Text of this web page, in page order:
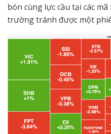
bón cùng lực cầu tại các
trường tránh được một